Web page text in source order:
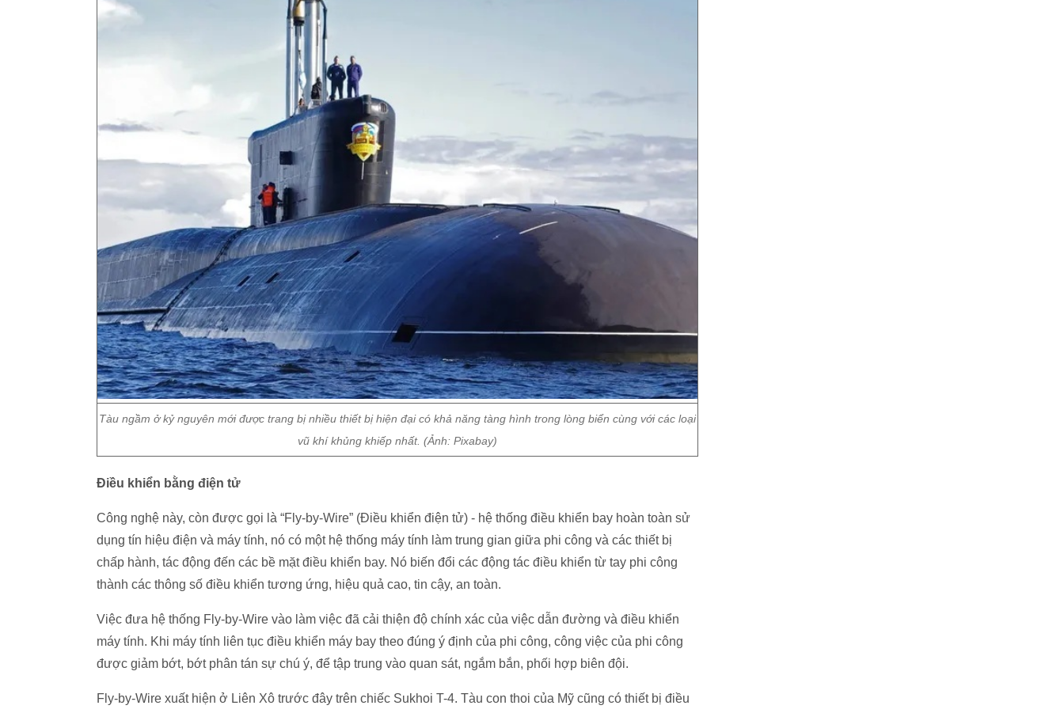
Tàu ngầm ở kỷ nguyên mới được trang bị nhiều thiết bị hiện đại có khả năng tàng hình trong lòng biển cùng với các loại
vũ khí khủng khiếp nhất. (Ảnh: Pixabay)
Điều khiển bằng điện tử
Công nghệ này, còn được gọi là “Fly-by-Wire” (Điều khiển điện tử) - hệ thống điều khiển bay hoàn toàn sử
dụng tín hiệu điện và máy tính, nó có một hệ thống máy tính làm trung gian giữa phi công và các thiết bị
chấp hành, tác động đến các bề mặt điều khiển bay. Nó biến đổi các động tác điều khiển từ tay phi công
thành các thông số điều khiển tương ứng, hiệu quả cao, tin cậy, an toàn.
Việc đưa hệ thống Fly-by-Wire vào làm việc đã cải thiện độ chính xác của việc dẫn đường và điều khiển
máy tính. Khi máy tính liên tục điều khiển máy bay theo đúng ý định của phi công, công việc của phi công
được giảm bớt, bớt phân tán sự chú ý, để tập trung vào quan sát, ngắm bắn, phối hợp biên đội.
Fly-by-Wire xuất hiện ở Liên Xô trước đây trên chiếc Sukhoi T-4. Tàu con thoi của Mỹ cũng có thiết bị điều